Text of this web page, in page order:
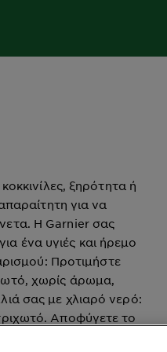
ξηρότητα ή
για να
Η Garnier σας
ένα υγιές και ήρεμο
Προτιμήστε
χωρίς άρωμα,
σας με χλιαρό νερό:
Αποφύγετε το